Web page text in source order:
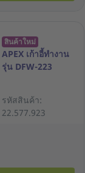
สินค้าใหม่
APEX เก้าอี้ทำงาน
รุ่น DFW-223
รหัสสินค้า:
22.577.923